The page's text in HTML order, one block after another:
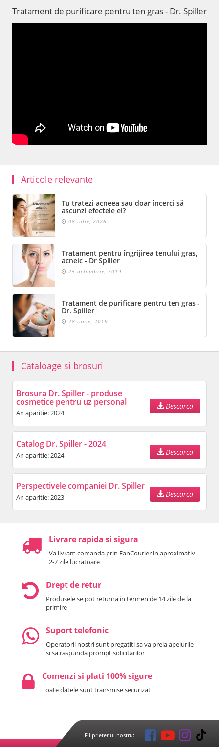
Tratament de purificare pentru ten gras - Dr. Spiller
Articole relevante
Tu tratezi acneea sau doar încerci să
ascunzi efectele ei?
08 iulie, 2026
Tratament pentru îngrijirea tenului gras,
acneic - Dr Spiller
25 octombrie, 2019
Tratament de purificare pentru ten gras -
Dr. Spiller
28 iunie, 2019
Cataloage si brosuri
Brosura Dr. Spiller - produse
cosmetice pentru uz personal
An aparitie: 2024
Descarca
Catalog Dr. Spiller - 2024
An aparitie: 2024 Descarca
Perspectivele companiei Dr. Spiller
An aparitie: 2023 Descarca
Livrare rapida si sigura
Va livram comanda prin FanCourier in aproximativ
2-7 zile lucratoare
Drept de retur
Produsele se pot returna in termen de 14 zile de la
primire
Suport telefonic
Operatorii nostri sunt pregatiti sa va preia apelurile
si sa raspunda prompt solicitarilor
Comenzi si plati 100% sigure
Toate datele sunt transmise securizat
Fii prietenul nostru: